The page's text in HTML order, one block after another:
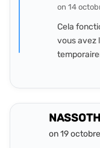
on 14
Cela
vous avez
on 19